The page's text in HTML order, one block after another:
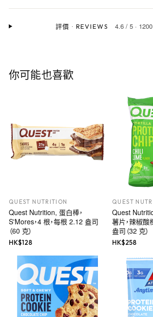
評價 · REVIEWS 4.6 /5 ·
你可能也喜歡
QUEST NUTRITION
Quest Nutrition, 蛋白棒，
S'Mores，4 根，每根 2.12 盎司
（60 克）
HK$128
QUEST
Quest
薯片，辣椒酸
盎司（32 克）
HK$258